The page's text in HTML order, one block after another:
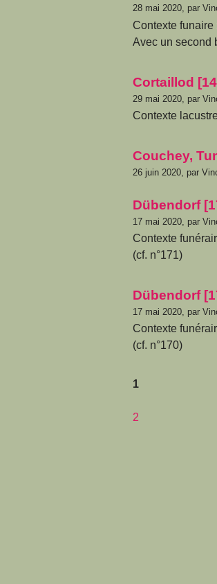
28 mai 2020, par
Contexte funaire
Avec un second
Cortaillod
29 mai 2020, par
Contexte
Couchey,
26 juin 2020, par
Dübendorf
17 mai 2020, par
Contexte
(cf. n°171)
Dübendorf
17 mai 2020, par
Contexte
(cf. n°170)
1
2